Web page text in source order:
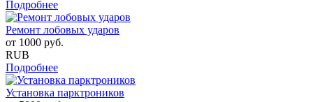
Подробнее
Ремонт лобовых ударов
от 1000 руб.
RUB
Подробнее
Установка парктроников